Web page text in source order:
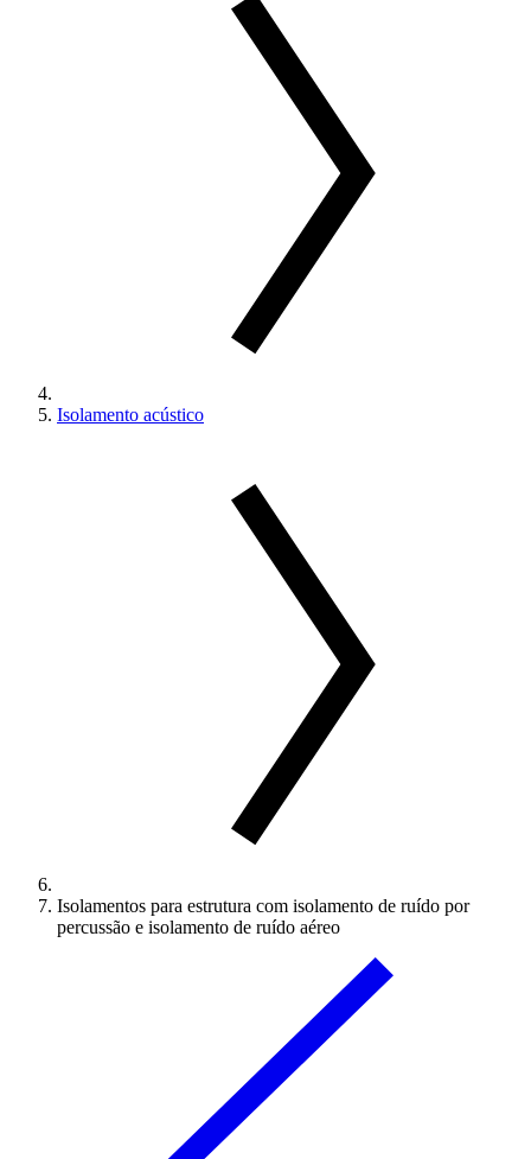
Isolamento acústico
Isolamentos para estrutura com isolamento de ruído por
percussão e isolamento de ruído aéreo